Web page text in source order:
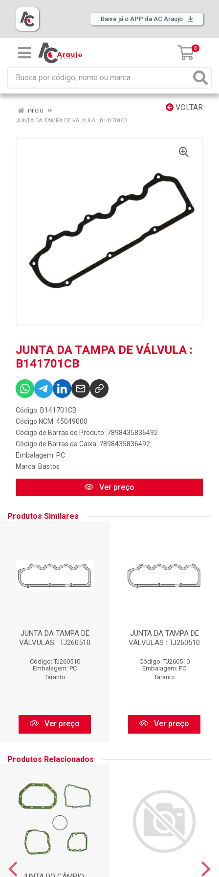
Baixe já o APP da AC Araujo
0
VOLTAR
INÍCIO
JUNTA DA TAMPA DE VÁLVULA : B141701CB
JUNTA DA TAMPA DE VÁLVULA :
B141701CB
Código: B141701CB
Código NCM: 45049000
Código de Barras do Produto: 7898435836492
Código de Barras da Caixa: 7898435836492
Embalagem: PC
Marca: Bastos
Ver preço
Produtos Similares
JUNTA DA TAMPA DE
VÁLVULAS : TJ260510
Código: TJ260510
Embalagem: PC
Taranto
Ver preço
JUNTA DA TAMPA DE
VÁLVULAS : TJ260510
Código: TJ260510
Embalagem: PC
Taranto
Ver preço
Produtos Relacionados